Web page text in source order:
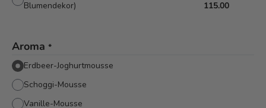
Blumendekor)
115.00
Aroma *
Erdbeer-Joghurtmousse
Schoggi-Mousse
Vanille-Mousse